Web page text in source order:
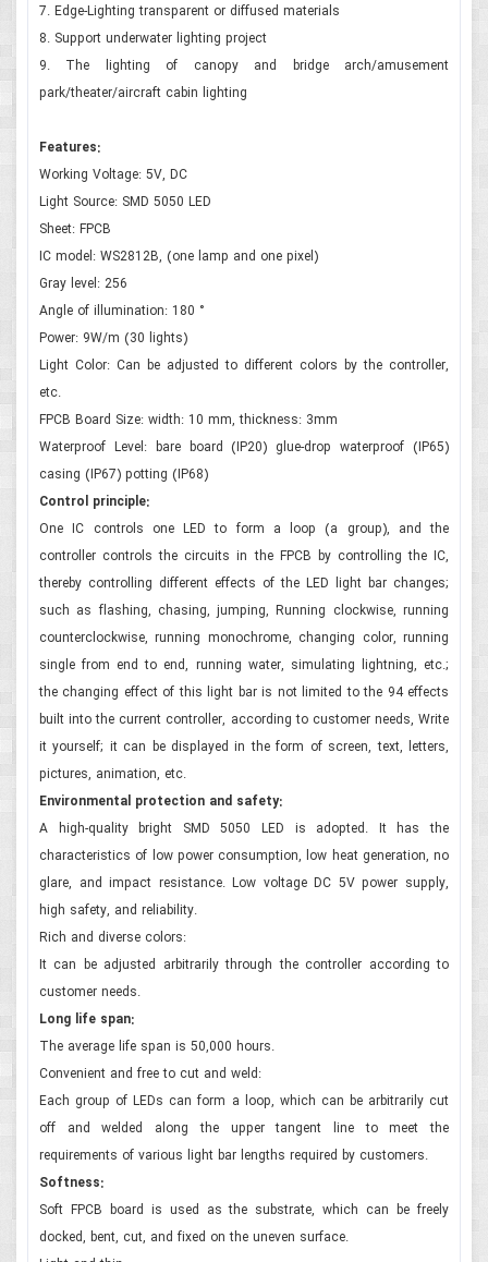
7. Edge-Lighting transparent or diffused materials
8. Support underwater lighting project
9. The lighting of canopy and bridge arch/amusement
park/theater/aircraft cabin lighting
Features:
Working Voltage: 5V, DC
Light Source: SMD 5050 LED
Sheet: FPCB
IC model: WS2812B, (one lamp and one pixel)
Gray level: 256
Angle of illumination: 180 °
Power: 9W/m (30 lights)
Light Color: Can be adjusted to different colors by the controller,
etc.
FPCB Board Size: width: 10 mm, thickness: 3mm
Waterproof Level: bare board (IP20) glue-drop waterproof (IP65)
casing (IP67) potting (IP68)
Control principle:
One IC controls one LED to form a loop (a group), and the
controller controls the circuits in the FPCB by controlling the IC,
thereby controlling different effects of the LED light bar changes;
such as flashing, chasing, jumping, Running clockwise, running
counterclockwise, running monochrome, changing color, running
single from end to end, running water, simulating lightning, etc.;
the changing effect of this light bar is not limited to the 94 effects
built into the current controller, according to customer needs, Write
it yourself; it can be displayed in the form of screen, text, letters,
pictures, animation, etc.
Environmental protection and safety:
A high-quality bright SMD 5050 LED is adopted. It has the
characteristics of low power consumption, low heat generation, no
glare, and impact resistance. Low voltage DC 5V power supply,
high safety, and reliability.
Rich and diverse colors:
It can be adjusted arbitrarily through the controller according to
customer needs.
Long life span:
The average life span is 50,000 hours.
Convenient and free to cut and weld:
Each group of LEDs can form a loop, which can be arbitrarily cut
off and welded along the upper tangent line to meet the
requirements of various light bar lengths required by customers.
Softness:
Soft FPCB board is used as the substrate, which can be freely
docked, bent, cut, and fixed on the uneven surface.